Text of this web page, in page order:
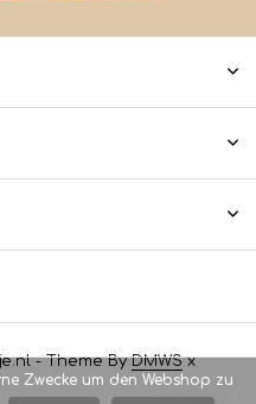
- Theme ByDMWSx
Zwecke um den Webshop zu